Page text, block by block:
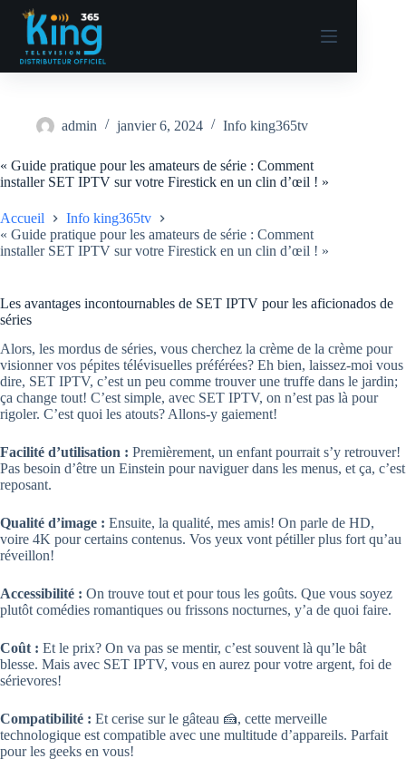
admin janvier 6, 2024 Info king365tv
« Guide pratique pour les amateurs de série : Comment
installer SET IPTV sur votre Firestick en un clin d’œil ! »
Accueil
Info king365tv
« Guide pratique pour les amateurs de série : Comment
installer SET IPTV sur votre Firestick en un clin d’œil ! »
Les avantages incontournables de SET IPTV pour les aficionados de
séries
Alors, les mordus de séries, vous cherchez la crème de la crème pour
visionner vos pépites télévisuelles préférées? Eh bien, laissez-moi vous
dire, SET IPTV, c’est un peu comme trouver une truffe dans le jardin;
ça change tout! C’est simple, avec SET IPTV, on n’est pas là pour
rigoler. C’est quoi les atouts? Allons-y gaiement!
Facilité d’utilisation : Premièrement, un enfant pourrait s’y retrouver!
Pas besoin d’être un Einstein pour naviguer dans les menus, et ça, c’est
reposant.
Qualité d’image : Ensuite, la qualité, mes amis! On parle de HD,
voire 4K pour certains contenus. Vos yeux vont pétiller plus fort qu’au
réveillon!
Accessibilité : On trouve tout et pour tous les goûts. Que vous soyez
plutôt comédies romantiques ou frissons nocturnes, y’a de quoi faire.
Coût : Et le prix? On va pas se mentir, c’est souvent là qu’le bât
blesse. Mais avec SET IPTV, vous en aurez pour votre argent, foi de
sérievores!
Compatibilité : Et cerise sur le gâteau 🍰, cette merveille
technologique est compatible avec une multitude d’appareils. Parfait
pour les geeks en vous!